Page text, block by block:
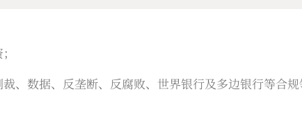
、数据、反垄断、反腐败、世界银行及多边银行等合规